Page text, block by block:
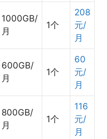
1000GB/
月
1个
208
元/
月
600GB/
月
1个
60
元/
月
800GB/
月
1个
116
元/
月